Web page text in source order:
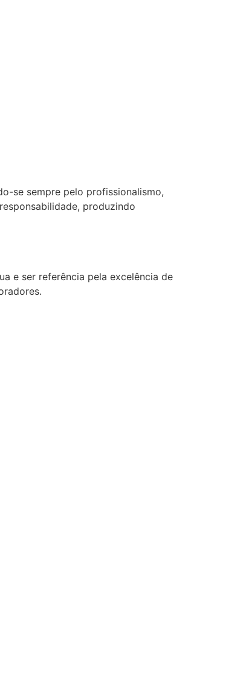
se sempre pelo profissionalismo,
produzindo
e ser referência pela excelência de